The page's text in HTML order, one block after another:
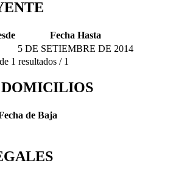
Fecha Hasta
5 DE SETIEMBRE DE 2014
de 1 resultados / 1
de Baja